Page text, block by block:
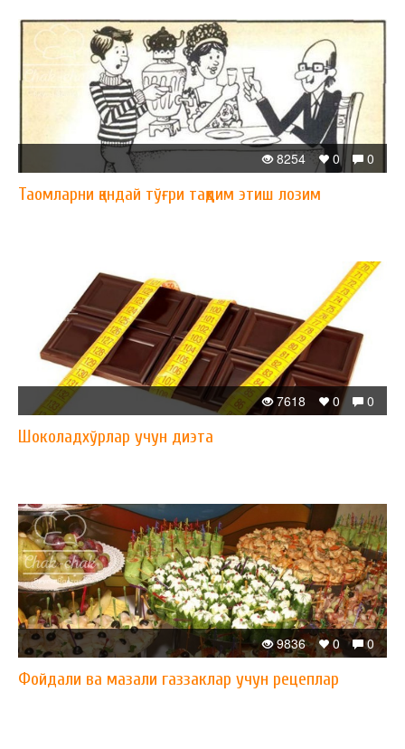
0
0
8254
Таомларни қандай тўғри тақдим этиш лозим
0
0
7618
Шоколадхўрлар учун диэта
0
0
9836
Фойдали ва мазали газзаклар учун рецеплар